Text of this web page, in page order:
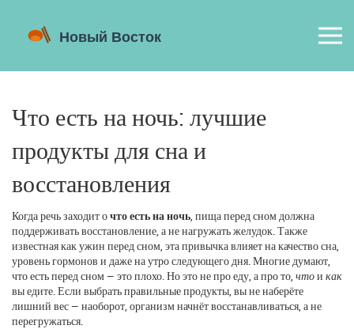
Что есть на ночь: лучшие
продукты для сна и
восстановления
Когда речь заходит очто есть на ночь пища перед сном должна
поддерживать восстановление, а не нагружать желудок . Также
известная какужин перед сном , эта привычка влияет на качество сна,
уровень гормонов и даже на утро следующего дня. Многие думают,
что есть перед сном — это плохо. Но это не про еду, а про то, чтои как
вы едите. Если выбрать правильные продукты, вы не наберёте
лишний вес — наоборот, организм начнёт восстанавливаться, а не
перегружаться.